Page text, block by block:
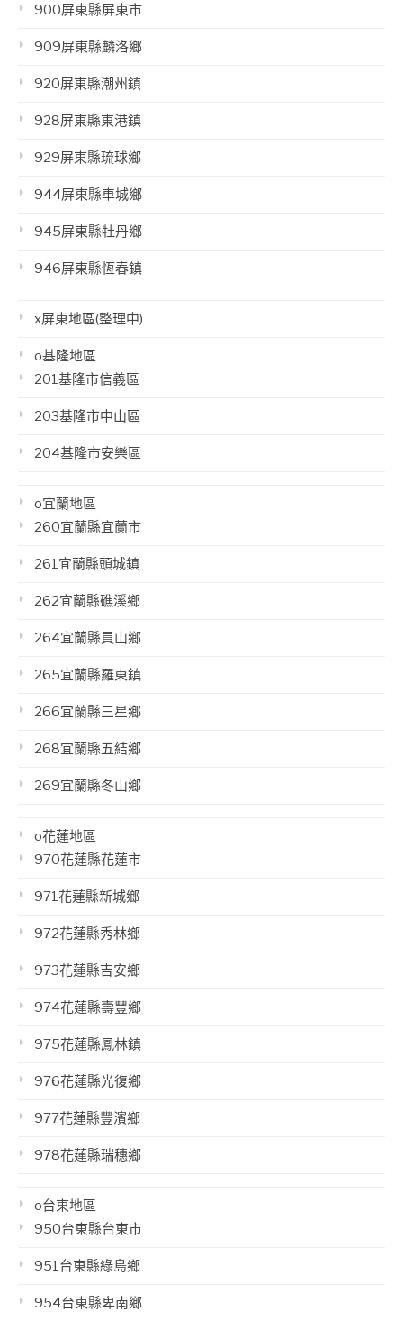
900屏東縣屏東市
909屏東縣麟洛鄉
920屏東縣潮州鎮
928屏東縣東港鎮
929屏東縣琉球鄉
944屏東縣車城鄉
945屏東縣牡丹鄉
946屏東縣恆春鎮
x屏東地區(整理中)
o基隆地區
201基隆市信義區
203基隆市中山區
204基隆市安樂區
o宜蘭地區
260宜蘭縣宜蘭市
261宜蘭縣頭城鎮
262宜蘭縣礁溪鄉
264宜蘭縣員山鄉
265宜蘭縣羅東鎮
266宜蘭縣三星鄉
268宜蘭縣五結鄉
269宜蘭縣冬山鄉
o花蓮地區
970花蓮縣花蓮市
971花蓮縣新城鄉
972花蓮縣秀林鄉
973花蓮縣吉安鄉
974花蓮縣壽豐鄉
975花蓮縣鳳林鎮
976花蓮縣光復鄉
977花蓮縣豐濱鄉
978花蓮縣瑞穗鄉
o台東地區
950台東縣台東市
951台東縣綠島鄉
954台東縣卑南鄉